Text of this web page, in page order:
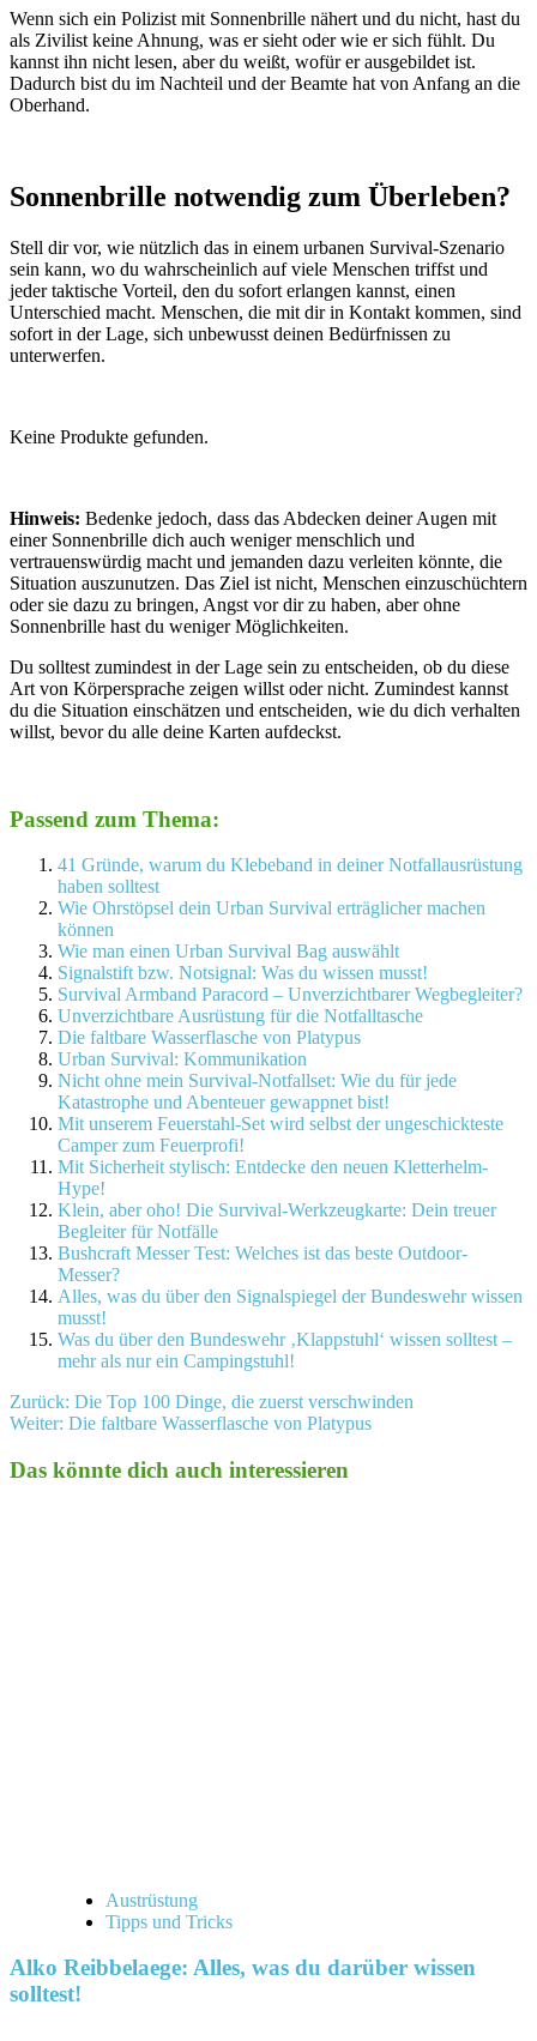
Wenn sich ein Polizist mit Sonnenbrille nähert und du nicht, hast du
als Zivilist keine Ahnung, was er sieht oder wie er sich fühlt. Du
kannst ihn nicht lesen, aber du weißt, wofür er ausgebildet ist.
Dadurch bist du im Nachteil und der Beamte hat von Anfang an die
Oberhand.
Sonnenbrille notwendig zum Überleben?
Stell dir vor, wie nützlich das in einem urbanen Survival-Szenario
sein kann, wo du wahrscheinlich auf viele Menschen triffst und
jeder taktische Vorteil, den du sofort erlangen kannst, einen
Unterschied macht. Menschen, die mit dir in Kontakt kommen, sind
sofort in der Lage, sich unbewusst deinen Bedürfnissen zu
unterwerfen.
Keine Produkte gefunden.
Hinweis: Bedenke jedoch, dass das Abdecken deiner Augen mit
einer Sonnenbrille dich auch weniger menschlich und
vertrauenswürdig macht und jemanden dazu verleiten könnte, die
Situation auszunutzen. Das Ziel ist nicht, Menschen einzuschüchtern
oder sie dazu zu bringen, Angst vor dir zu haben, aber ohne
Sonnenbrille hast du weniger Möglichkeiten.
Du solltest zumindest in der Lage sein zu entscheiden, ob du diese
Art von Körpersprache zeigen willst oder nicht. Zumindest kannst
du die Situation einschätzen und entscheiden, wie du dich verhalten
willst, bevor du alle deine Karten aufdeckst.
Passend zum Thema:
41 Gründe, warum du Klebeband in deiner Notfallausrüstung
haben solltest
Wie Ohrstöpsel dein Urban Survival erträglicher machen
können
Wie man einen Urban Survival Bag auswählt
Signalstift bzw. Notsignal: Was du wissen musst!
Survival Armband Paracord – Unverzichtbarer Wegbegleiter?
Unverzichtbare Ausrüstung für die Notfalltasche
Die faltbare Wasserflasche von Platypus
Urban Survival: Kommunikation
Nicht ohne mein Survival-Notfallset: Wie du für jede
Katastrophe und Abenteuer gewappnet bist!
Mit unserem Feuerstahl-Set wird selbst der ungeschickteste
Camper zum Feuerprofi!
Mit Sicherheit stylisch: Entdecke den neuen Kletterhelm-
Hype!
Klein, aber oho! Die Survival-Werkzeugkarte: Dein treuer
Begleiter für Notfälle
Bushcraft Messer Test: Welches ist das beste Outdoor-
Messer?
Alles, was du über den Signalspiegel der Bundeswehr wissen
musst!
Was du über den Bundeswehr ‚Klappstuhl‘ wissen solltest –
mehr als nur ein Campingstuhl!
Beitragsnavigation
Zurück: Die Top 100 Dinge, die zuerst verschwinden
Weiter: Die faltbare Wasserflasche von Platypus
Das könnte dich auch interessieren
Austrüstung
Tipps und Tricks
Alko Reibbelaege: Alles, was du darüber wissen
solltest!